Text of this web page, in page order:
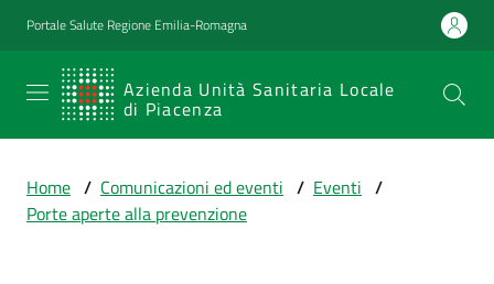
Vai al contenuto
Vai alla navigazione
Vai al footer
Portale Salute Regione Emilia-Romagna
Azienda Unità Sanitaria Locale
di Piacenza
SERVIZIO
SANITARIO
Emilia-
Romagna
Home / Comunicazioni ed eventi / Eventi /
Porte aperte alla prevenzione